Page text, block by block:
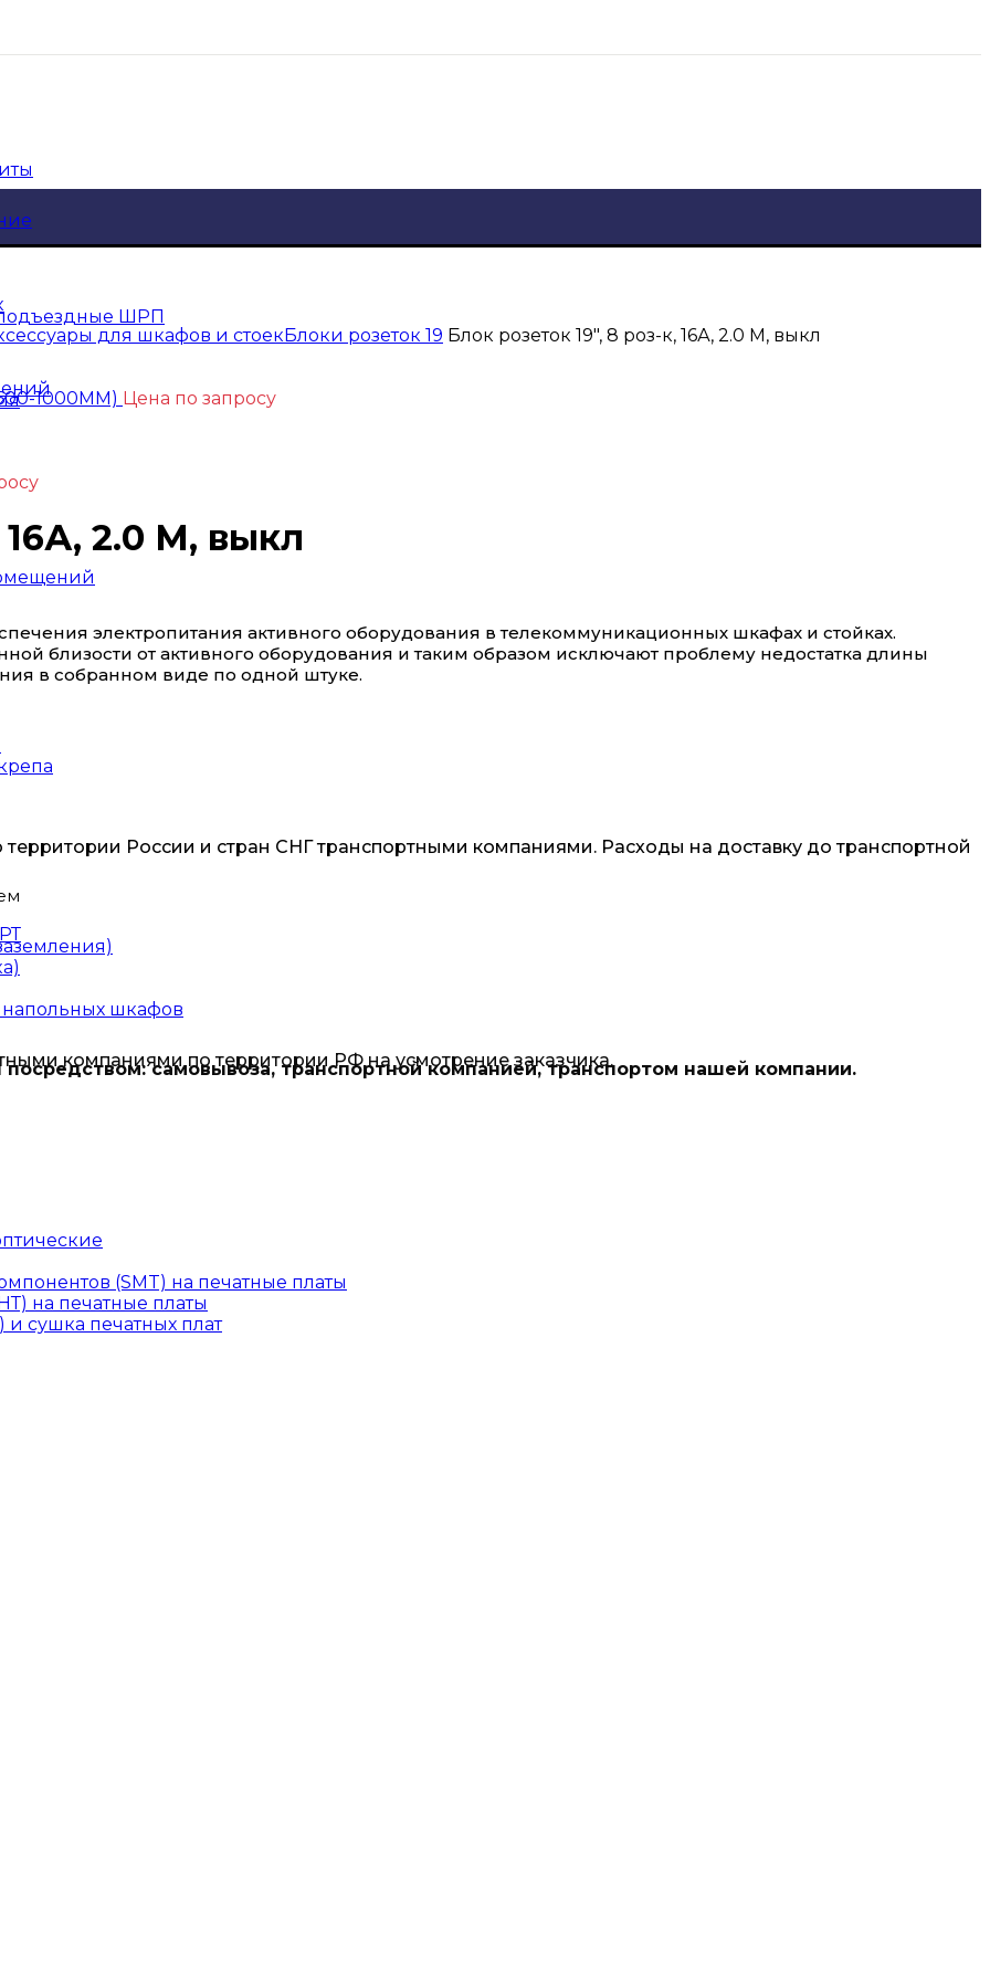
ШРП
напольных шкафов
(SMT) на печатные платы
на печатные платы
сушка печатных плат
для шкафов и стоекБлоки розеток 19 Блок розеток 19″, 8 роз-к, 16А, 2.0 М, выкл
1000ММ) Цена по запросу
16А, 2.0 М, выкл
электропитания активного оборудования в телекоммуникационных шкафах и стойках.
близости от активного оборудования и таким образом исключают проблему недостатка длины
в собранном виде по одной штуке.
территории России и стран СНГ транспортными компаниями. Расходы на доставку до транспортной
компаниями по территории РФ на усмотрение заказчика.
самовывоза, транспортной компанией, транспортом нашей компании.